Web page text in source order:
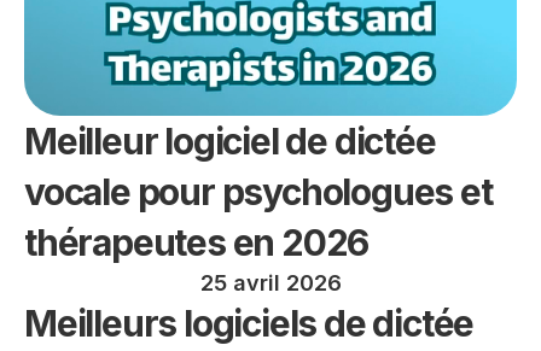
Meilleur logiciel de dictée
vocale pour psychologues et
thérapeutes en 2026
25 avril 2026
Meilleurs logiciels de dictée